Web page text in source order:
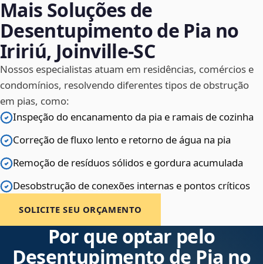
Mais Soluções de
Desentupimento de Pia no
Iririú, Joinville‑SC
Nossos especialistas atuam em residências, comércios e
condomínios, resolvendo diferentes tipos de obstrução
em pias, como:
Inspeção do encanamento da pia e ramais de cozinha
Correção de fluxo lento e retorno de água na pia
Remoção de resíduos sólidos e gordura acumulada
Desobstrução de conexões internas e pontos críticos
SOLICITE SEU ORÇAMENTO
Por que optar pelo
Desentupimento de Pia no